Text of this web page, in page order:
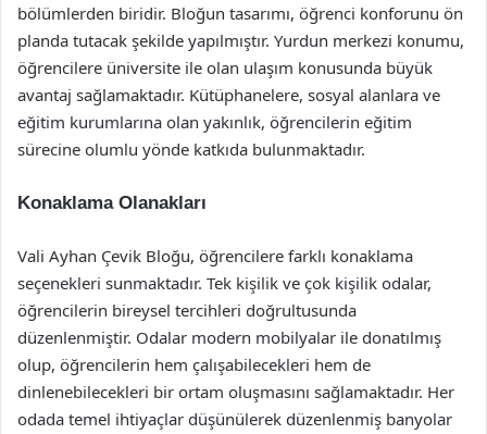
bölümlerden biridir. Bloğun tasarımı, öğrenci konforunu ön
planda tutacak şekilde yapılmıştır. Yurdun merkezi konumu,
öğrencilere üniversite ile olan ulaşım konusunda büyük
avantaj sağlamaktadır. Kütüphanelere, sosyal alanlara ve
eğitim kurumlarına olan yakınlık, öğrencilerin eğitim
sürecine olumlu yönde katkıda bulunmaktadır.
Konaklama Olanakları
Vali Ayhan Çevik Bloğu, öğrencilere farklı konaklama
seçenekleri sunmaktadır. Tek kişilik ve çok kişilik odalar,
öğrencilerin bireysel tercihleri doğrultusunda
düzenlenmiştir. Odalar modern mobilyalar ile donatılmış
olup, öğrencilerin hem çalışabilecekleri hem de
dinlenebilecekleri bir ortam oluşmasını sağlamaktadır. Her
odada temel ihtiyaçlar düşünülerek düzenlenmiş banyolar